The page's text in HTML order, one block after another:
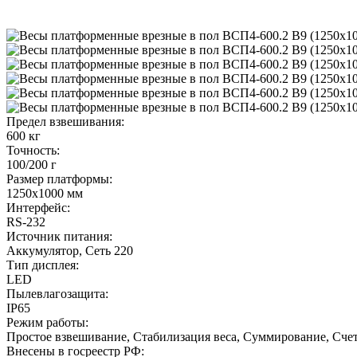
Предел взвешивания:
600 кг
Точность:
100/200 г
Размер платформы:
1250x1000 мм
Интерфейс:
RS-232
Источник питания:
Аккумулятор, Сеть 220
Тип дисплея:
LED
Пылевлагозащита:
IP65
Режим работы:
Простое взвешивание, Стабилизация веса, Суммирование,
Внесены в госреестр РФ: